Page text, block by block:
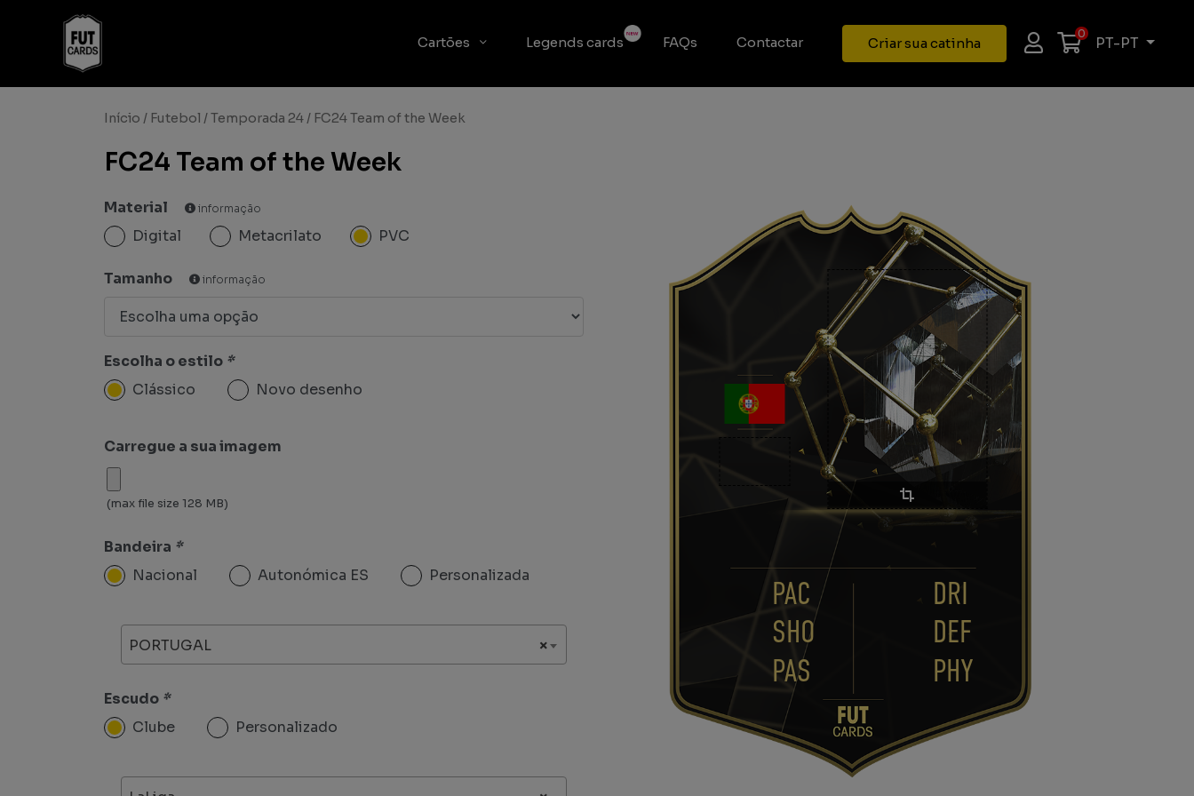
Cartões Legends cards FAQs Contactar Criar sua catinha
0
PT-PT
Início / Futebol /Temporada 24 / FC24 Team of the Week
FC24 Team of the Week
Material informação
Digital Metacrilato PVC
Tamanho informação
Escolha o estilo *
Clássico
Novo desenho
Carregue a sua imagem
(max file size 128 MB)
Bandeira *
Nacional
Autonómica ES Personalizada
×
PORTUGAL
Escudo *
Clube
Personalizado
PAC
SHO
PAS
DRI
DEF
PHY